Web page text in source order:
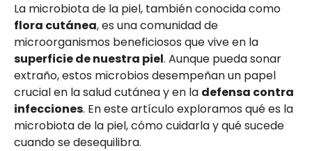
La microbiota de la piel, también conocida como
flora cutánea, es una comunidad de
microorganismos beneficiosos que vive en la
superficie de nuestra piel. Aunque pueda sonar
extraño, estos microbios desempeñan un papel
crucial en la salud cutánea y en la defensa contra
infecciones. En este artículo exploramos qué es la
microbiota de la piel, cómo cuidarla y qué sucede
cuando se desequilibra.